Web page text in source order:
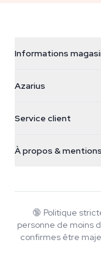
Informations
Galvaniweg 11
Nederland
+31(0)204897914
Azarius
Smokeshop
Service client
Politique de retour
Politique de
À propos &
Wiki
Rédacteurs
🔞 Politique
personne de moins
confirmes être